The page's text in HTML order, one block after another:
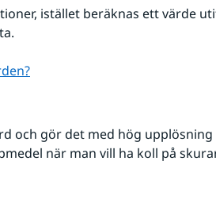
istället beräknas ett värde
och gör det med hög upplösning
när man vill ha koll på